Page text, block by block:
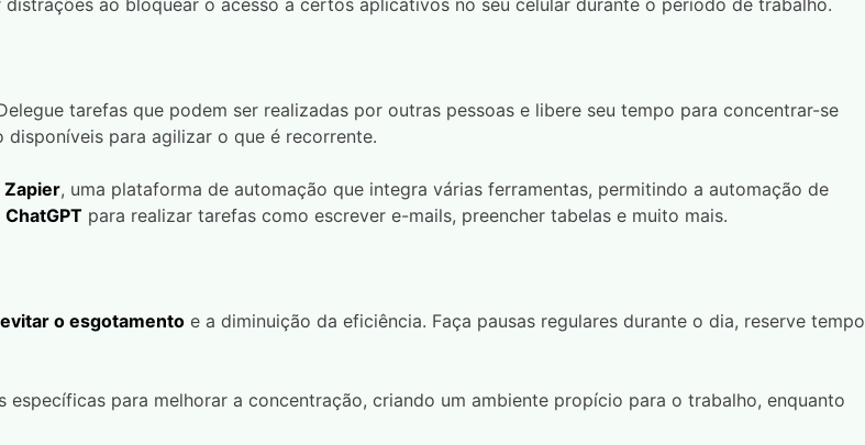
tarefas que podem ser realizadas por outras pessoas e libere seu tempo para concentrar-se
para agilizar o que é recorrente.
Zapier, uma plataforma de automação que integra várias ferramentas, permitindo a automação de
ChatGPT para realizar tarefas como escrever e-mails, preencher tabelas e muito mais.
evitar o esgotamento e a diminuição da eficiência. Faça pausas regulares durante o dia, reserve tempo
específicas para melhorar a concentração, criando um ambiente propício para o trabalho, enquanto